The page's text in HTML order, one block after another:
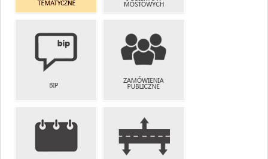
MAPY
TEMATYCZNE
WYKAZ DRÓG
I OBIEKTÓW
ZAMÓWIENIA
PUBLICZNE